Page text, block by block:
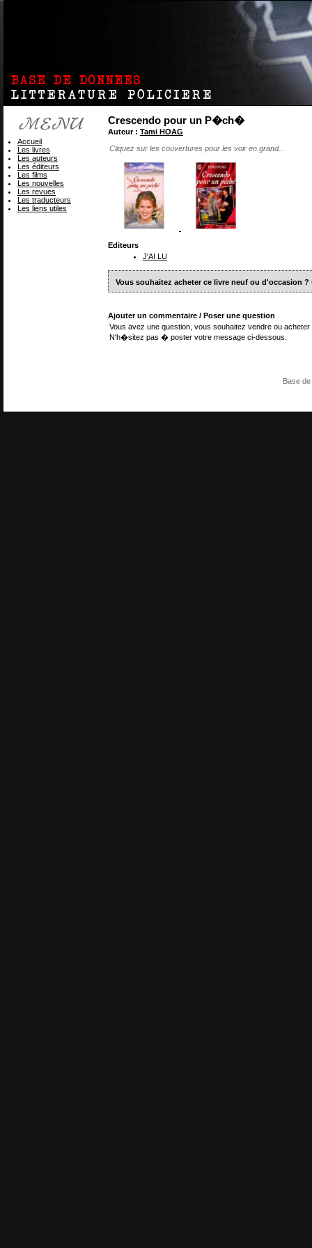
Crescendo pour un P�ch�
Auteur : Tami HOAG
Cliquez sur les couvertures pour les voir en grand...
Editeurs
J'AI LU
Vous souhaitez acheter ce livre neuf ou d'occasion ?
Ajouter un commentaire / Poser une question
Vous avez une question, vous souhaitez vendre ou
N'h�sitez pas � poster votre message ci-dessous.
Accueil
Les livres
Les auteurs
Les éditeurs
Les films
Les nouvelles
Les revues
Les traducteurs
Les liens utiles
Base